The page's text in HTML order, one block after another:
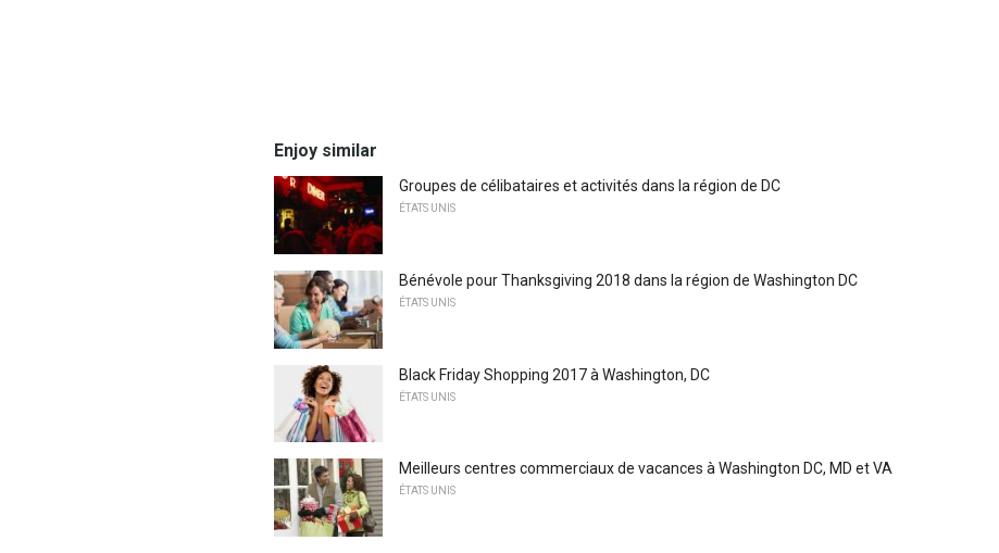
Enjoy similar
Groupes de célibataires et activités dans la région de DC
ÉTATS UNIS
Bénévole pour Thanksgiving 2018 dans la région de Washington DC
ÉTATS UNIS
Black Friday Shopping 2017 à Washington, DC
ÉTATS UNIS
Meilleurs centres commerciaux de vacances à Washington DC, MD et VA
ÉTATS UNIS